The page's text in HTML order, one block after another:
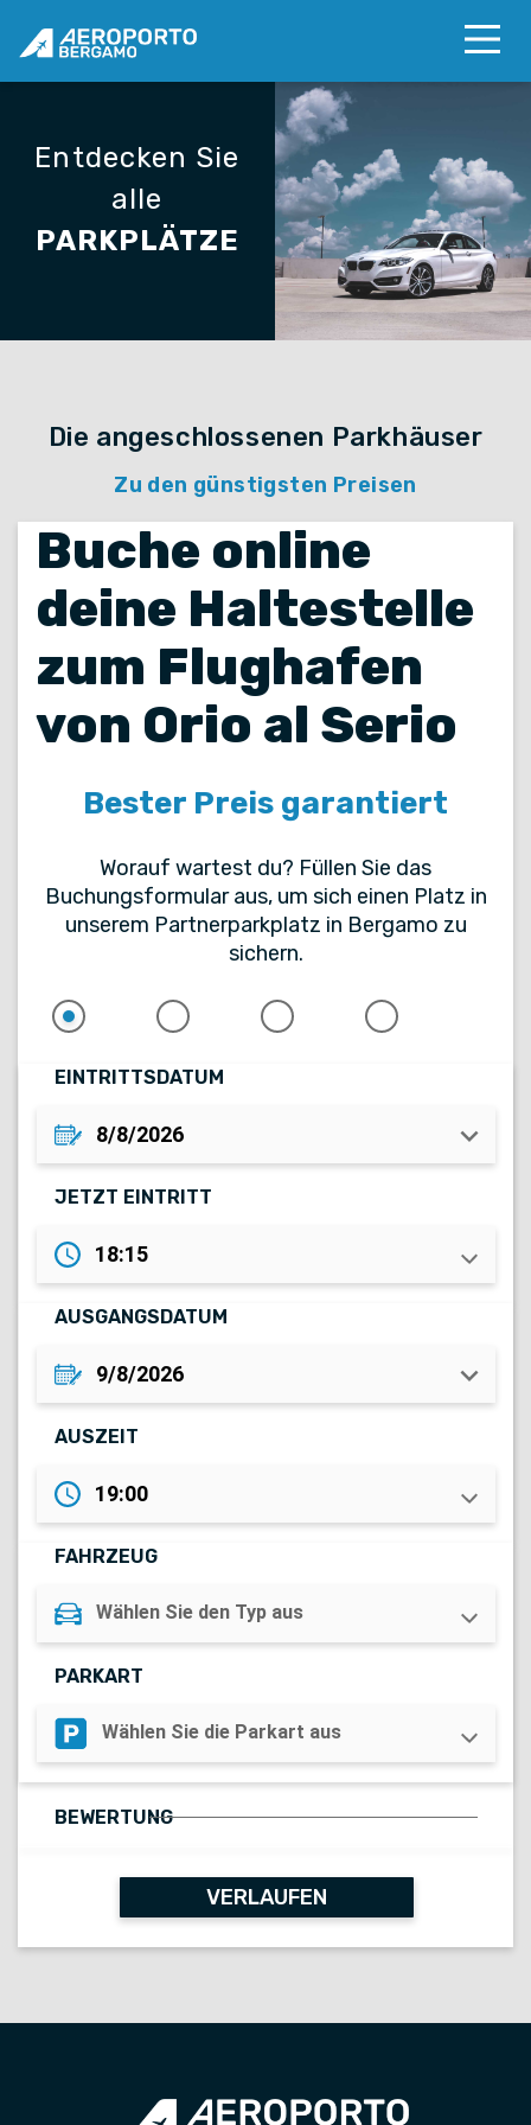
Entdecken Sie
alle
PARKPLÄTZE
Die angeschlossenen Parkhäuser
Zu den günstigsten Preisen
Buche online
deine Haltestelle
zum Flughafen
von Orio al Serio
Bester Preis garantiert
Worauf wartest du? Füllen Sie das
Buchungsformular aus, um sich einen Platz in
unserem Partnerparkplatz in Bergamo zu
sichern.
EINTRITTSDATUM
keyboard_arrow_down
JETZT EINTRITT
18:15
AUSGANGSDATUM
keyboard_arrow_down
AUSZEIT
19:00
FAHRZEUG
Wählen Sie den Typ aus
PARKART
Wählen Sie die Parkart aus
BEWERTUNG